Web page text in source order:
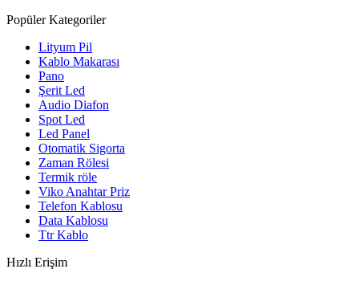
Popüler Kategoriler
Lityum Pil
Kablo Makarası
Pano
Şerit Led
Audio Diafon
Spot Led
Led Panel
Otomatik Sigorta
Zaman Rölesi
Termik röle
Viko Anahtar Priz
Telefon Kablosu
Data Kablosu
Ttr Kablo
Hızlı Erişim